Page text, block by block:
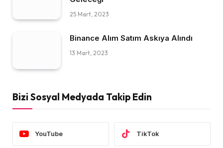
25 Mart, 2023
Binance Alım Satım Askıya Alındı
13 Mart, 2023
Bizi Sosyal Medyada Takip Edin
YouTube TikTok